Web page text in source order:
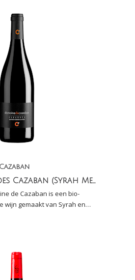
AOP Cabardes Cazaban (Syrah Merlot)
de Cazaban is een bio-
wijn gemaakt van Syrah en
de kaart bij diverse